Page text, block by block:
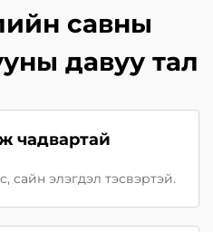
савны
давуу тал
чадвартай
элэгдэл тэсвэртэй.